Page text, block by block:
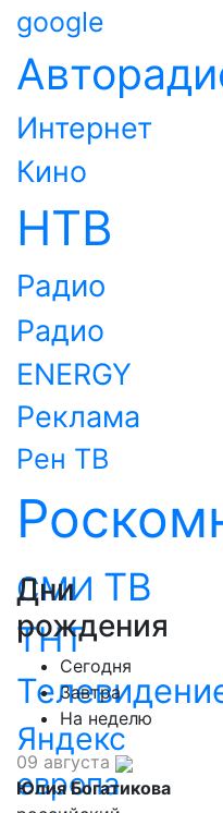
google
Интернет
Кино
НТВ
Радио
Радио
ENERGY
Реклама
Рен ТВ
СМИ ТВ
ТНТ
Яндекс
европа
Дни
рождения
Сегодня
Завтра
На неделю
09 августа
Юлия Богатикова